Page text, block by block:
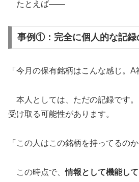
たとえば――
事例①：完全に個人的な記録
「今月の保有銘柄はこんな感じ。A
本人としては、ただの記録です
受け取る可能性があります。
「この人はこの銘柄を持ってるの
この時点で、情報として機能し